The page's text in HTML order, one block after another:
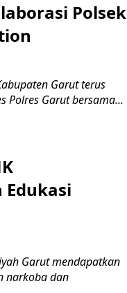
Polsek
Garut terus
Polres Garut bersama...
Garut mendapatkan
narkoba dan